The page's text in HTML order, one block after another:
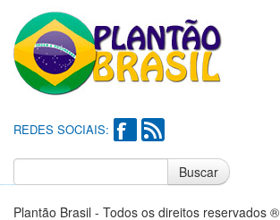
REDES SOCIAIS:
Buscar
Plantão Brasil - Todos os direitos reservados ®